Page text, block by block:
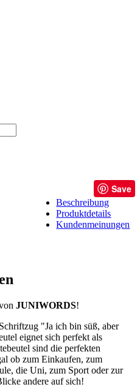
Save
Beschreibung
Produktdetails
Kundenmeinungen
JUNIWORDS!
"Ja ich bin süß, aber
eignet sich perfekt als
sind die perfekten
ob zum Einkaufen, zum
die Uni, zum Sport oder zur
andere auf sich!